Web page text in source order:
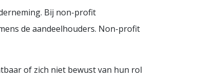
Bij non-profit
de aandeelhouders. Non-profit
of zich niet bewust van hun rol